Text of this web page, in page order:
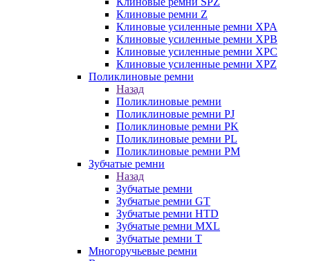
Клиновые ремни Z
Клиновые усиленные ремни XPA
Клиновые усиленные ремни XPB
Клиновые усиленные ремни XPC
Клиновые усиленные ремни XPZ
Поликлиновые ремни
Назад
Поликлиновые ремни
Поликлиновые ремни PJ
Поликлиновые ремни PK
Поликлиновые ремни PL
Поликлиновые ремни PM
Зубчатые ремни
Назад
Зубчатые ремни
Зубчатые ремни GT
Зубчатые ремни HTD
Зубчатые ремни MXL
Зубчатые ремни Т
Многоручьевые ремни